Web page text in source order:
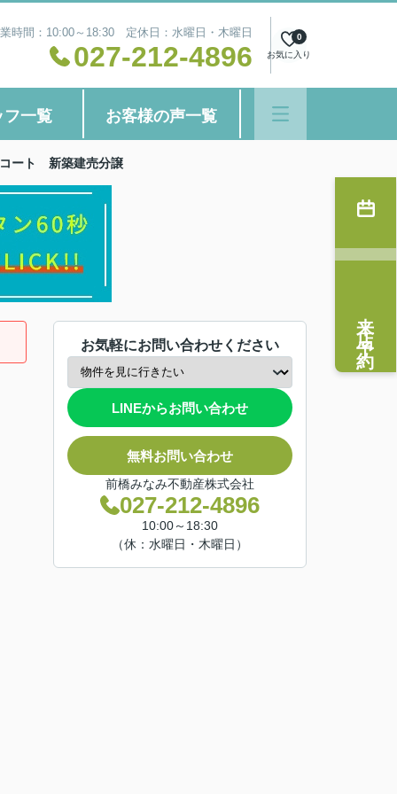
時間：10:00～18:30 定休日：水曜日・木曜日
027-212-4896 お気に入り
0
フ一覧 お客様の声一覧
ート 新築建売分譲
お気軽にお問い合わせください
LINEからお問い合わせ
無料お問い合わせ
前橋みなみ不動産株式会社
027-212-4896
10:00～18:30
（休：水曜日・木曜日）
来店予約